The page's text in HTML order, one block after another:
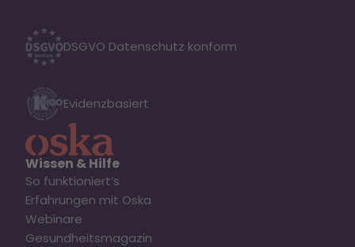
DSGVO Datenschutz konform
Evidenzbasiert
Wissen & Hilfe
So funktioniert’s
Erfahrungen mit Oska
Webinare
Gesundheitsmagazin